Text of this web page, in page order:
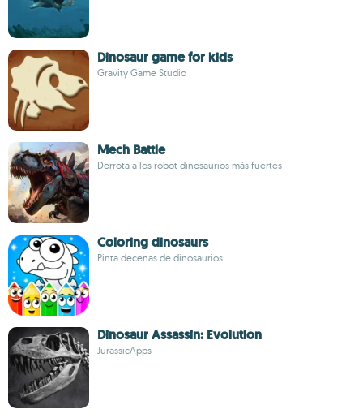
Dinosaur game for kids
Gravity Game Studio
Mech Battle
Derrota a los robot dinosaurios más fuertes
Coloring dinosaurs
Pinta decenas de dinosaurios
Dinosaur Assassin: Evolution
JurassicApps